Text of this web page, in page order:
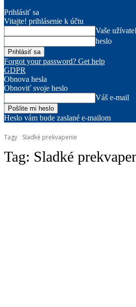
Prihlásiť sa
Vitajte! prihlásenie k účtu
Vaše
heslo
Forgot your password? Get help
GDPR
Obnova hesla
Obnoviť svoje heslo
Váš e-mail
Heslo vám bude zaslané e-mailom
Tagy Sladké prekvapenie
Tag: Sladké